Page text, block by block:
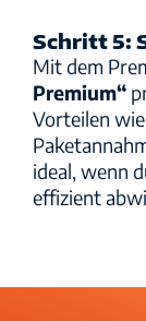
Schritt 5:
Mit dem
Premium“
Vorteilen
ideal, wenn
effizient